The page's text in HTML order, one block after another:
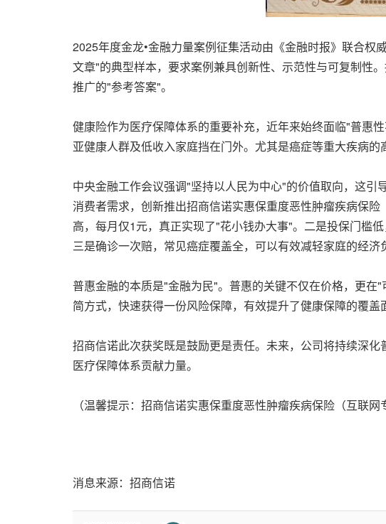
2025年度金龙•金融力量案例征集活动由《金融时报》联合
文章"的典型样本，要求案例兼具创新性、示范性与可复制性
推广的"参考答案"。
健康险作为医疗保障体系的重要补充，近年来始终面临"普惠
亚健康人群及低收入家庭挡在门外。尤其是癌症等重大疾病
中央金融工作会议强调"坚持以人民为中心"的价值取向，这
消费者需求，创新推出招商信诺实惠保重度恶性肿瘤疾病保
高，每月仅1元，真正实现了"花小钱办大事"。二是投保门槛
三是确诊一次赔，常见癌症覆盖全，可以有效减轻家庭的经济
普惠金融的本质是"金融为民"。普惠的关键不仅在价格，更
简方式，快速获得一份风险保障，有效提升了健康保障的覆盖
招商信诺此次获奖既是鼓励更是责任。未来，公司将持续深
医疗保障体系贡献力量。
（温馨提示：招商信诺实惠保重度恶性肿瘤疾病保险（互联
消息来源：招商信诺